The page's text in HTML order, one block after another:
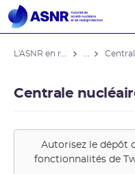
Centrale
Autorisez le dépôt
fonctionnalités de